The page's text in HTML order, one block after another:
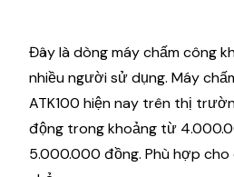
Đây là dòng máy chấm công
nhiều người sử dụng. Máy
ATK100 hiện nay trên thị
động trong khoảng từ
5.000.000 đồng. Phù hợp